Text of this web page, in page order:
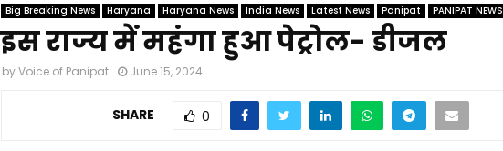
Big Breaking News Haryana Haryana News India News Latest News Panipat PANIPAT NEWS
इस राज्य में महंगा हुआ पेट्रोल- डीजल
byVoice of Panipat June 15, 2024
SHARE 0